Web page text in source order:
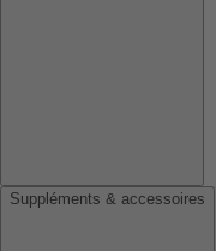
Suppléments & accessoires